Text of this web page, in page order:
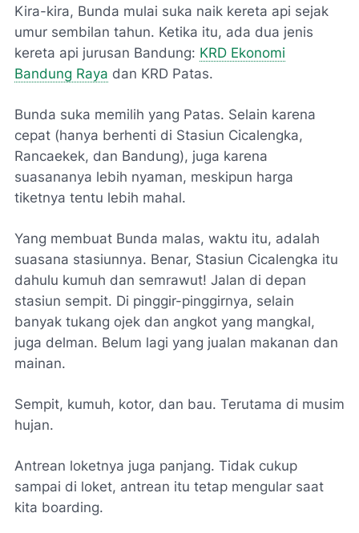
Kira-kira, Bunda mulai suka naik kereta api sejak
umur sembilan tahun. Ketika itu, ada dua jenis
kereta api jurusan Bandung: KRD Ekonomi
Bandung Raya dan KRD Patas.
Bunda suka memilih yang Patas. Selain karena
cepat (hanya berhenti di Stasiun Cicalengka,
Rancaekek, dan Bandung), juga karena
suasananya lebih nyaman, meskipun harga
tiketnya tentu lebih mahal.
Yang membuat Bunda malas, waktu itu, adalah
suasana stasiunnya. Benar, Stasiun Cicalengka itu
dahulu kumuh dan semrawut! Jalan di depan
stasiun sempit. Di pinggir-pinggirnya, selain
banyak tukang ojek dan angkot yang mangkal,
juga delman. Belum lagi yang jualan makanan dan
mainan.
Sempit, kumuh, kotor, dan bau. Terutama di musim
hujan.
Antrean loketnya juga panjang. Tidak cukup
sampai di loket, antrean itu tetap mengular saat
kita boarding.